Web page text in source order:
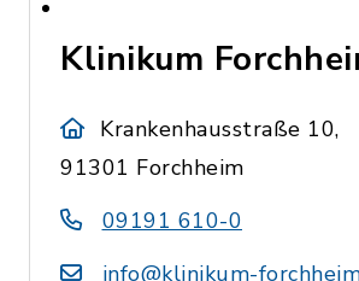
Klinikum
Krankenhausstraße 10,
91301 Forchheim
09191 610-0
info@klinikum-